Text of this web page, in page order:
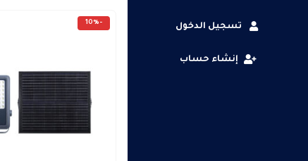
تسجيل الدخول
إنشاء حساب
-10%